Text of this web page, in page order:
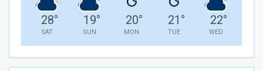
28°
SAT
19°
SUN
20°
MON
21 °
TUE
22°
WED